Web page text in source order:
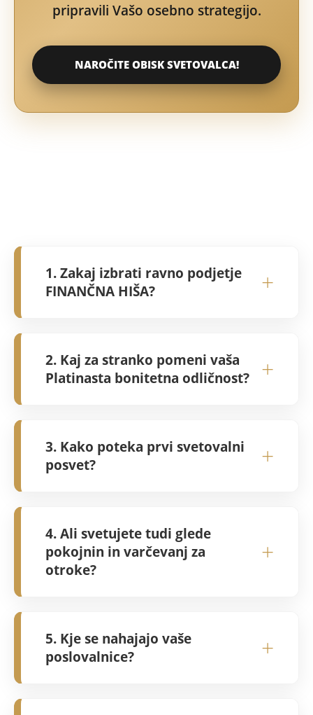
pripravili Vašo osebno strategijo.
NAROČITE OBISK SVETOVALCA!
1. Zakaj izbrati ravno podjetje
FINANČNA HIŠA?
+
nimamo lastnih finančnih produktov, je naš
nasvet vedno nepristranski in usmerjen
2. Kaj za stranko pomeni vaša
Platinasta bonitetna odličnost?
+
Sloveniji. Za vas to pomeni varnost,
stabilnost in zagotovilo, da sodelujete s
3. Kako poteka prvi svetovalni
posvet?
+
vaša obstoječa zavarovanja, varčevanja in
naložbe ter pripravimo konkretne predloge
4. Ali svetujete tudi glede
pokojnin in varčevanj za
otroke?
+
vzpostaviti varno in donosno pokojninsko
rento ter štipendijska varčevanja za otroke,
5. Kje se nahajajo vaše
poslovalnice?
+